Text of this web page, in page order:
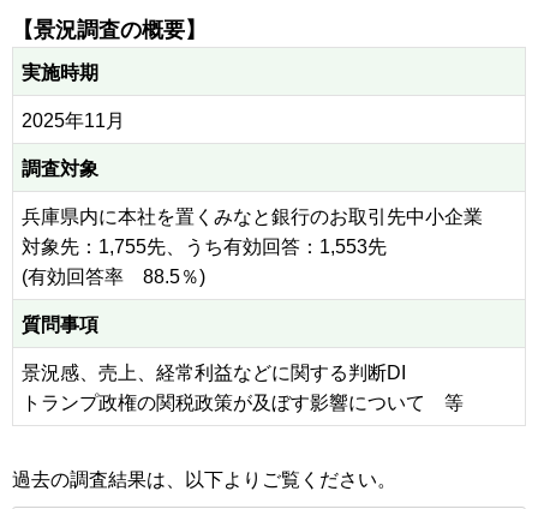
【景況調査の概要】
実施時期
2025年11月
調査対象
兵庫県内に本社を置くみなと銀行のお取引先中小企業
対象先：1,755先、うち有効回答：1,553先
(有効回答率 88.5％)
質問事項
景況感、売上、経常利益などに関する判断DI
トランプ政権の関税政策が及ぼす影響について 等
過去の調査結果は、以下よりご覧ください。